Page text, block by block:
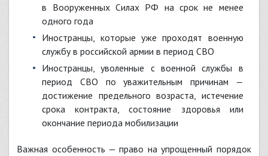
в Вооруженных Силах РФ на срок не менее
одного года
Иностранцы, которые уже проходят военную
службу в российской армии в период СВО
Иностранцы, уволенные с военной службы в
период СВО по уважительным причинам —
достижение предельного возраста, истечение
срока контракта, состояние здоровья или
окончание периода мобилизации
Важная особенность — право на упрощенный порядок